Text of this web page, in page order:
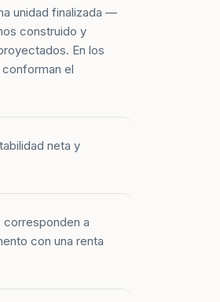
unidad finalizada —
construido y
En los
el
neta y
a
con una renta